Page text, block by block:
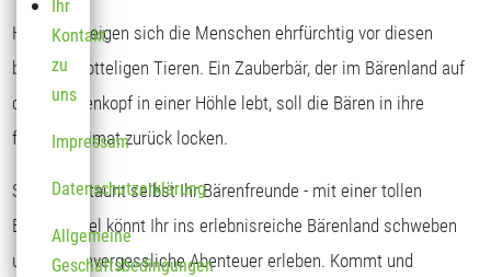
Ihr
Kontakt
zu
uns
Impressum
Datenschutzerklärung
Allgemeine
Geschäftsbedingungen
Heute verneigen sich die Menschen ehrfürchtig vor diesen
braunen, zotteligen Tieren. Ein Zauberbär, der im Bärenland auf
dem Sonnenkopf in einer Höhle lebt, soll die Bären in ihre
frühere Heimat zurück locken.
Seht und staunt selbst Ihr Bärenfreunde - mit einer tollen
Bärengondel könnt Ihr ins erlebnisreiche Bärenland schweben
und dort unvergessliche Abenteuer erleben. Kommt und